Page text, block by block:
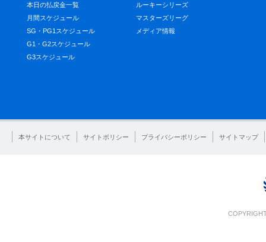
本日の払戻金一覧
月間スケジュール
SG・PG1スケジュール
G1・G2スケジュール
G3スケジュール
ルーキーシリーズ
マスターズリーグ
メディア情報
本サイトについて サイトポリシー プライバシーポリシー サイトマップ